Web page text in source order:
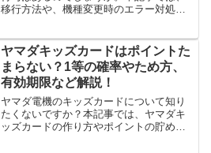
移行方法や、機種変更時のエラー対処法
ヤマダキッズカードはポイントた
まらない？1等の確率やため方、
有効期限など解説！
ヤマダ電機のキッズカードについて知り
たくないですか？本記事では、ヤマダキ
ッズカードの作り方やポイントの貯め